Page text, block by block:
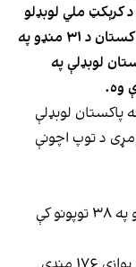
کرېکټ ملي لوبډلو
ترمنځ د درې اړخیزې لوبلړۍ په دویمه لوبه پاکستان د ۳۱ منډو په
لوبډلې په
وه.
پاکستان لوبډلې
د توپ اچونې
پاکستاني لوبغاړي سیم ایوب تر ټولو ډېرې او په ۳۸ توپونو کې